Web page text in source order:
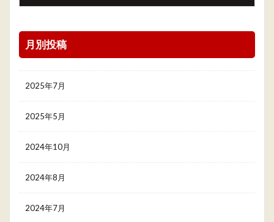
月別投稿
2025年7月
2025年5月
2024年10月
2024年8月
2024年7月